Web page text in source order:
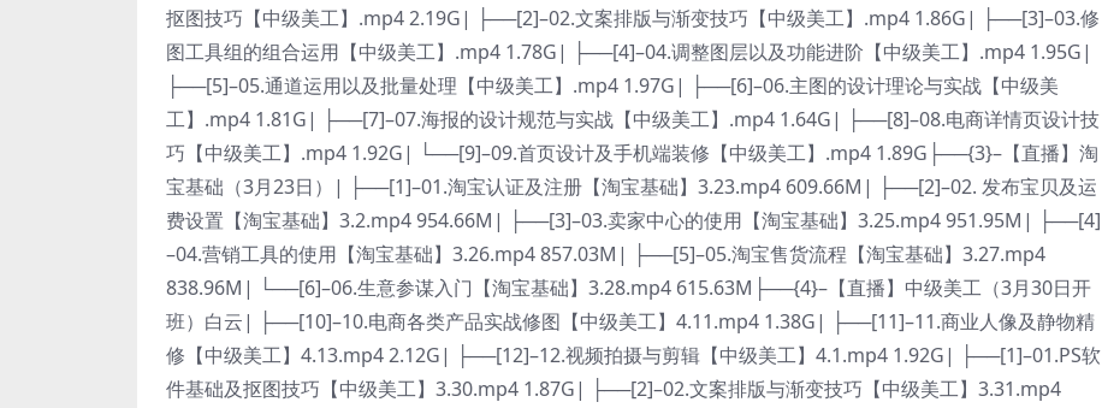
抠图技巧【中级美工】.mp4 2.19G| ├──[2]–02.文案排版与渐变技巧【中级美工】.mp4 1.86G| ├──[3]–03.修
图工具组的组合运用【中级美工】.mp4 1.78G| ├──[4]–04.调整图层以及功能进阶【中级美工】.mp4 1.95G|
├──[5]–05.通道运用以及批量处理【中级美工】.mp4 1.97G| ├──[6]–06.主图的设计理论与实战【中级美
工】.mp4 1.81G| ├──[7]–07.海报的设计规范与实战【中级美工】.mp4 1.64G| ├──[8]–08.电商详情页设计技
巧【中级美工】.mp4 1.92G| └──[9]–09.首页设计及手机端装修【中级美工】.mp4 1.89G├──{3}–【直播】淘
宝基础（3月23日）| ├──[1]–01.淘宝认证及注册【淘宝基础】3.23.mp4 609.66M| ├──[2]–02. 发布宝贝及运
费设置【淘宝基础】3.2.mp4 954.66M| ├──[3]–03.卖家中心的使用【淘宝基础】3.25.mp4 951.95M| ├──[4]
–04.营销工具的使用【淘宝基础】3.26.mp4 857.03M| ├──[5]–05.淘宝售货流程【淘宝基础】3.27.mp4
838.96M| └──[6]–06.生意参谋入门【淘宝基础】3.28.mp4 615.63M├──{4}–【直播】中级美工（3月30日开
班）白云| ├──[10]–10.电商各类产品实战修图【中级美工】4.11.mp4 1.38G| ├──[11]–11.商业人像及静物精
修【中级美工】4.13.mp4 2.12G| ├──[12]–12.视频拍摄与剪辑【中级美工】4.1.mp4 1.92G| ├──[1]–01.PS软
件基础及抠图技巧【中级美工】3.30.mp4 1.87G| ├──[2]–02.文案排版与渐变技巧【中级美工】3.31.mp4